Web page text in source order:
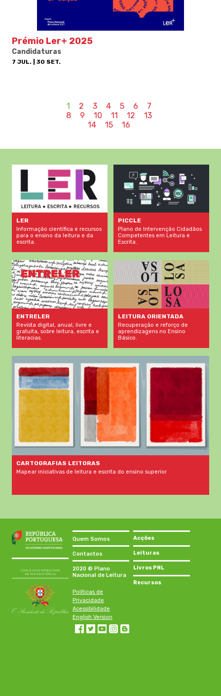
Prémio Ler+ 2025
Candidaturas
7 JUL. | 30 SET.
1 2 3 4 5 6
7
8
9 10 11 12
13
14
15 16
LER
Informação científica e recursos
para o ensino da leitura e da
escrita.
PICCLE
Plano de Intervenção Cidadãos
Competentes em Leitura e
Escrita.
ENTRELER
Revista digital, anual, livre e
gratuita, sobre leitura, escrita e
literacias.
LEITURA ORIENTADA
Recuperação e reforço de
aprendizagens no Ensino
Básico.
CARTOGRAFIAS LEITORAS
Mapear iniciativas de leitura e escrita do ensino superior
Quem Somos
Contactos
2020 © Plano
Nacional de Leitura
Políticas de
Privacidade
Acessibilidade
English Version
Acções
Leituras
Livros PNL
Recursos